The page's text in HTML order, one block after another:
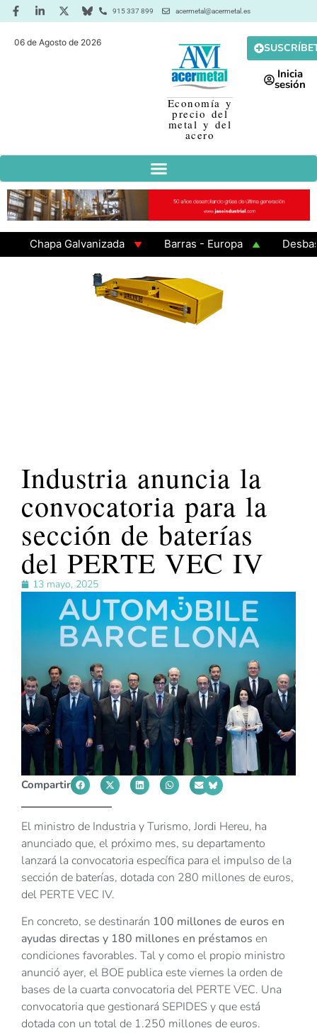
915 337 899 acermetal@acermetal.es
06 de Agosto de 2026
Economía y
precio del
metal y del
acero
Inicia
sesión
Chapa Galvanizada Barras - Europa
Desbaste -
Industria anuncia la
convocatoria para la
sección de baterías
del PERTE VEC IV
13 mayo, 2025
Compartir
El ministro de Industria y Turismo, Jordi Hereu, ha
anunciado que, el próximo mes, su departamento
lanzará la convocatoria específica para el impulso de la
sección de baterías, dotada con 280 millones de euros,
del PERTE VEC IV.
En concreto, se destinarán 100 millones de euros en
ayudas directas y 180 millones en préstamos en
condiciones favorables. Tal y como el propio ministro
anunció ayer, el BOE publica este viernes la orden de
bases de la cuarta convocatoria del PERTE VEC. Una
convocatoria que gestionará SEPIDES y que está
dotada con un total de 1.250 millones de euros.